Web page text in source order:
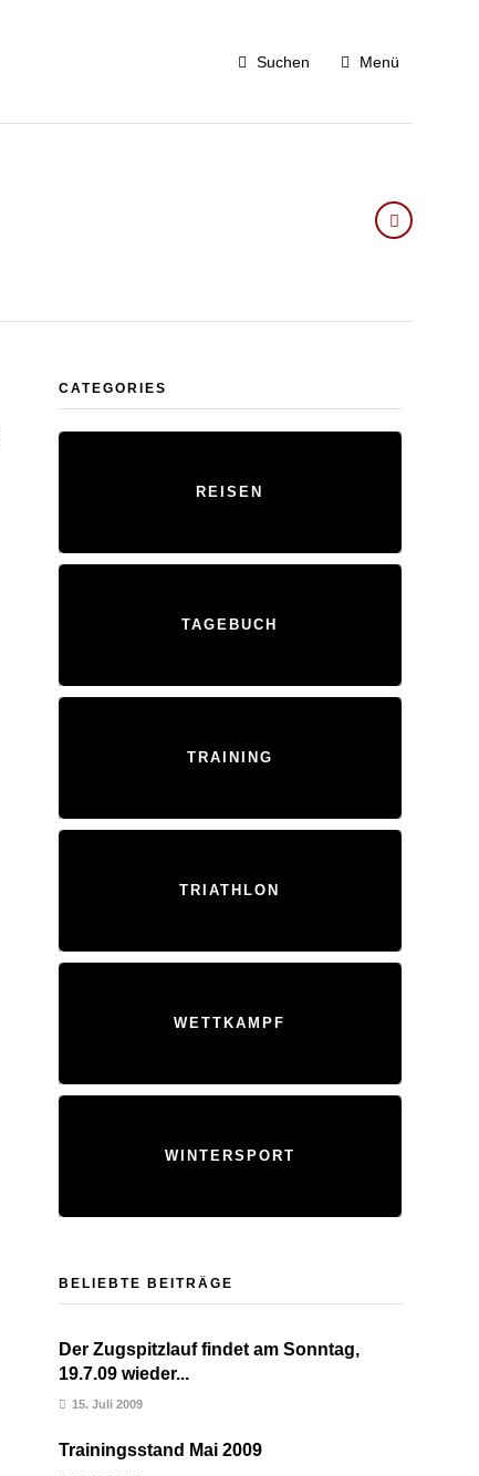
Suchen Menü
CATEGORIES
REISEN
TAGEBUCH
TRAINING
TRIATHLON
WETTKAMPF
WINTERSPORT
BELIEBTE BEITRÄGE
Der Zugspitzlauf findet am Sonntag,
19.7.09 wieder...
15. Juli 2009
Trainingsstand Mai 2009